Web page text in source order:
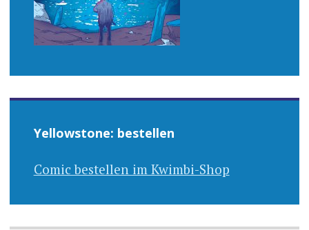
Yellowstone: bestellen
Comic bestellen im Kwimbi-Shop